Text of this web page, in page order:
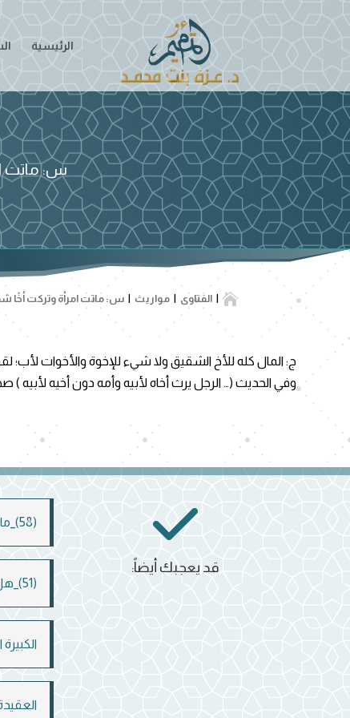
الرئيسية
س: ماتت
 الفتاوى مواريث س: ماتت امرأة وتركت أخًا
ج: المال كله للأخ الشقيق ولا شيء للإخوة والأخوات لأب؛
وفي الحديث (… الرجل يرث أخاه لأبيه وأمه دون أخيه لأبيه )
(58)_ماذا يعني أن القرآن مهيمنًا على جميع الكتب السابقة؟
(51)_هل الله له وجه؟
قد يعجبك أيضاً: